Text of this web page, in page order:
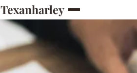
Texanharley